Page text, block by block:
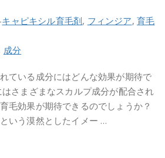
キャピキシル育毛剤, フィンジア,育毛
成分
ている成分にはどんな効果が期待で
さまざまなスカルプ成分が配合され
毛効果が期待できるのでしょうか？
いう漠然としたイメー …